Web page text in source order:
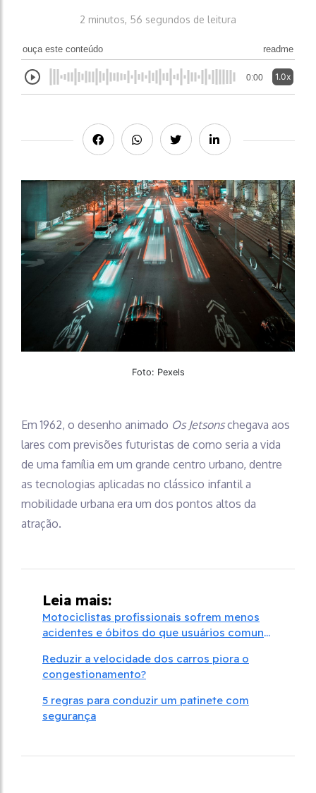
2 minutos, 56 segundos de leitura
ouça este conteúdo readme
0:00 1.0x
Foto: Pexels
Em 1962, o desenho animado Os Jetsonschegava aos
lares com previsões futuristas de como seria a vida
de uma família em um grande centro urbano, dentre
as tecnologias aplicadas no clássico infantil a
mobilidade urbana era um dos pontos altos da
atração.
Leia mais:
Motociclistas profissionais sofrem menos
acidentes e óbitos do que usuários comuns,
Reduzir a velocidade dos carros piora o
congestionamento?
5 regras para conduzir um patinete com
segurança